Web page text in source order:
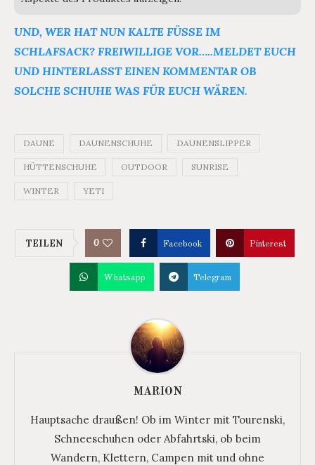
UND, WER HAT NUN KALTE FÜSSE IM S
CHLAFSACK? FREIWILLIGE VOR…..MELDET EUCH U
ND HINTERLASST EINEN KOMMENTAR OB S
OLCHE SCHUHE WAS FÜR EUCH WÄREN.
DAUNE DAUNENSCHUHE DAUNENSLIPPER
HÜTTENSCHUHE OUTDOOR SUNRISE
WINTER YETI
TEILEN 0 Facebook Pinterest
Whatsapp Telegram
MARION
Hauptsache draußen! Ob im Winter mit Tourenski,
Schneeschuhen oder Abfahrtski, ob beim
Wandern, Klettern, Campen mit und ohne